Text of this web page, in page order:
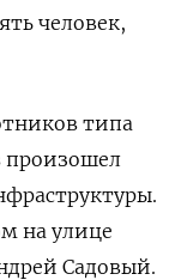
человек,
типа
произошел
на улице
Садовый.